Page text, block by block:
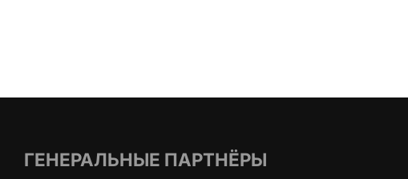
ГЕНЕРАЛЬНЫЕ ПАРТНЁРЫ